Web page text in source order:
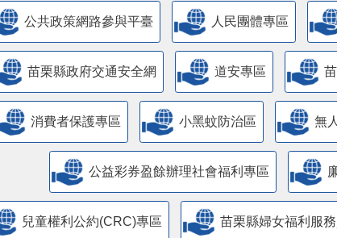
公共政策網路參與平臺 人民團體專區
苗栗縣政府交通安全網 道安專區
消費者保護專區 小黑蚊防治區 無
公益彩券盈餘辦理社會福利專區
兒童權利公約(CRC)專區 苗栗縣婦女福利服